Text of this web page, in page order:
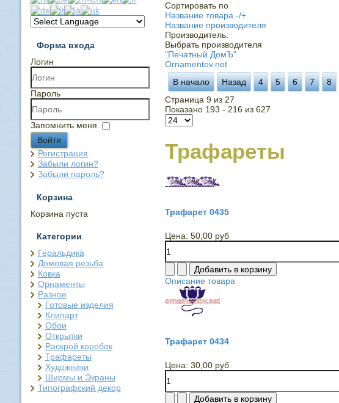
Форма входа
Логин
Пароль
Запомнить меня
Войти
Регистрация
Забыли логин?
Забыли пароль?
Корзина
Корзина пуста
Категории
Геральдика
Домовая резьба
Ковка
Орнаменты
Разное
Готовые изделия
Клипарт
Обои
Открытки
Раскрой коробок
Трафареты
Художники
Ширмы и Экраны
Типографский декор
Сортировать по
Название товара -/+
Название производителя
Производитель:
Выбрать производителя
"Печатный ДомЪ"
Ornamentov.net
В начало
Назад 4 5 6 7 8
Страница 9 из 27
Показано 193 - 216 из 627
Трафареты
Трафарет 0435
Цена: 50,00 руб
Описание товара
Трафарет 0434
Цена: 30,00 руб